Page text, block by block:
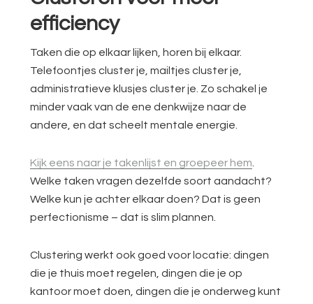
efficiency
Taken die op elkaar lijken, horen bij elkaar.
Telefoontjes cluster je, mailtjes cluster je,
administratieve klusjes cluster je. Zo schakel je
minder vaak van de ene denkwijze naar de
andere, en dat scheelt mentale energie.
Kijk eens naar je takenlijst en groepeer hem.
Welke taken vragen dezelfde soort aandacht?
Welke kun je achter elkaar doen? Dat is geen
perfectionisme – dat is slim plannen.
Clustering werkt ook goed voor locatie: dingen
die je thuis moet regelen, dingen die je op
kantoor moet doen, dingen die je onderweg kunt